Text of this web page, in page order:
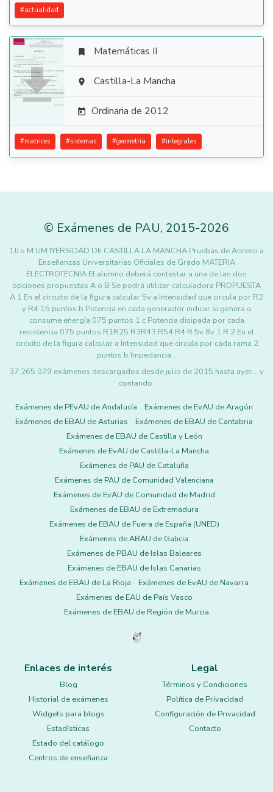
#actualidad

 Matemáticas II
 Castilla-La Mancha
 Ordinaria de 2012
#matrices #sistemas #geometria #integrales
© Exámenes de PAU, 2015-2026
1JJ s M UM IYERSIDAD DE CASTILLA LA MANCHA Pruebas de Acceso a
Enseñanzas Universitarias Oficiales de Grado MATERIA
ELECTROTECNIA El alumno deberá contestar a una de las dos
opciones propuestas A o B Se podrá utilizar calculadora PROPUESTA
A 1 En el circuito de la figura calcular 5v a Intensidad que circula por R2
y R4 15 puntos b Potencia en cada generador indicar si genera o
consume energía 075 puntos 1 c Potencia disipada por cada
resistencia 075 puntos R1R25 R3R43 R54 R4 R 5v 8v 1 R 2 En el
circuito de la figura calcular a Intensidad que circula por cada rama 2
puntos b Impedancia…
37.265.079 exámenes descargados desde julio de 2015 hasta ayer... y
contando.
Exámenes de PEvAU de Andalucía
Exámenes de EvAU de Aragón
Exámenes de EBAU de Asturias
Exámenes de EBAU de Cantabria
Exámenes de EBAU de Castilla y León
Exámenes de EvAU de Castilla-La Mancha
Exámenes de PAU de Cataluña
Exámenes de PAU de Comunidad Valenciana
Exámenes de EvAU de Comunidad de Madrid
Exámenes de EBAU de Extremadura
Exámenes de EBAU de Fuera de España (UNED)
Exámenes de ABAU de Galicia
Exámenes de PBAU de Islas Baleares
Exámenes de EBAU de Islas Canarias
Exámenes de EBAU de La Rioja
Exámenes de EvAU de Navarra
Exámenes de EAU de País Vasco
Exámenes de EBAU de Región de Murcia
Enlaces de interés
Blog
Historial de exámenes
Widgets para blogs
Estadísticas
Estado del catálogo
Centros de enseñanza
Legal
Términos y Condiciones
Política de Privacidad
Configuración de Privacidad
Contacto